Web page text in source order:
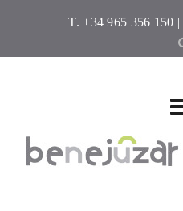
T. +34 965 356 150 |